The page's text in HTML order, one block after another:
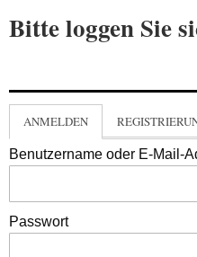
Bitte loggen Sie
ANMELDEN
Benutzername oder E-Mail-
Passwort